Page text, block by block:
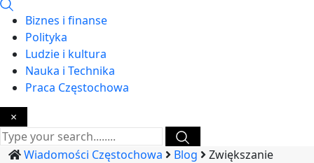
Biznes i finanse
Polityka
Ludzie i kultura
Nauka i Technika
Praca Częstochowa
×
Wiadomości Częstochowa Blog
Zwiększanie